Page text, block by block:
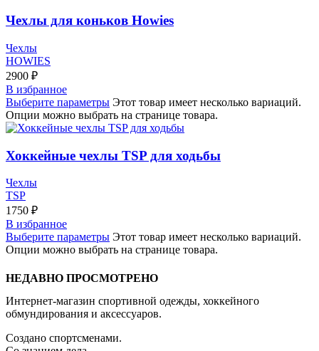
Чехлы для коньков Howies
Чехлы
HOWIES
2900 ₽
В избранное
Выберите параметры Этот товар имеет несколько вариаций.
Опции можно выбрать на странице товара.
Хоккейные чехлы TSP для ходьбы
Чехлы
TSP
1750 ₽
В избранное
Выберите параметры Этот товар имеет несколько вариаций.
Опции можно выбрать на странице товара.
НЕДАВНО ПРОСМОТРЕНО
Интернет-магазин спортивной одежды, хоккейного
обмундирования и аксессуаров.
Создано спортсменами.